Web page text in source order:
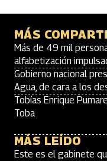
MÁS
Más de 49 mil
alfabetización
Gobierno nacional
Agua, de cara a los
Tobías Enrique
Toba
MÁS LEÍDO
Este es el gabinete